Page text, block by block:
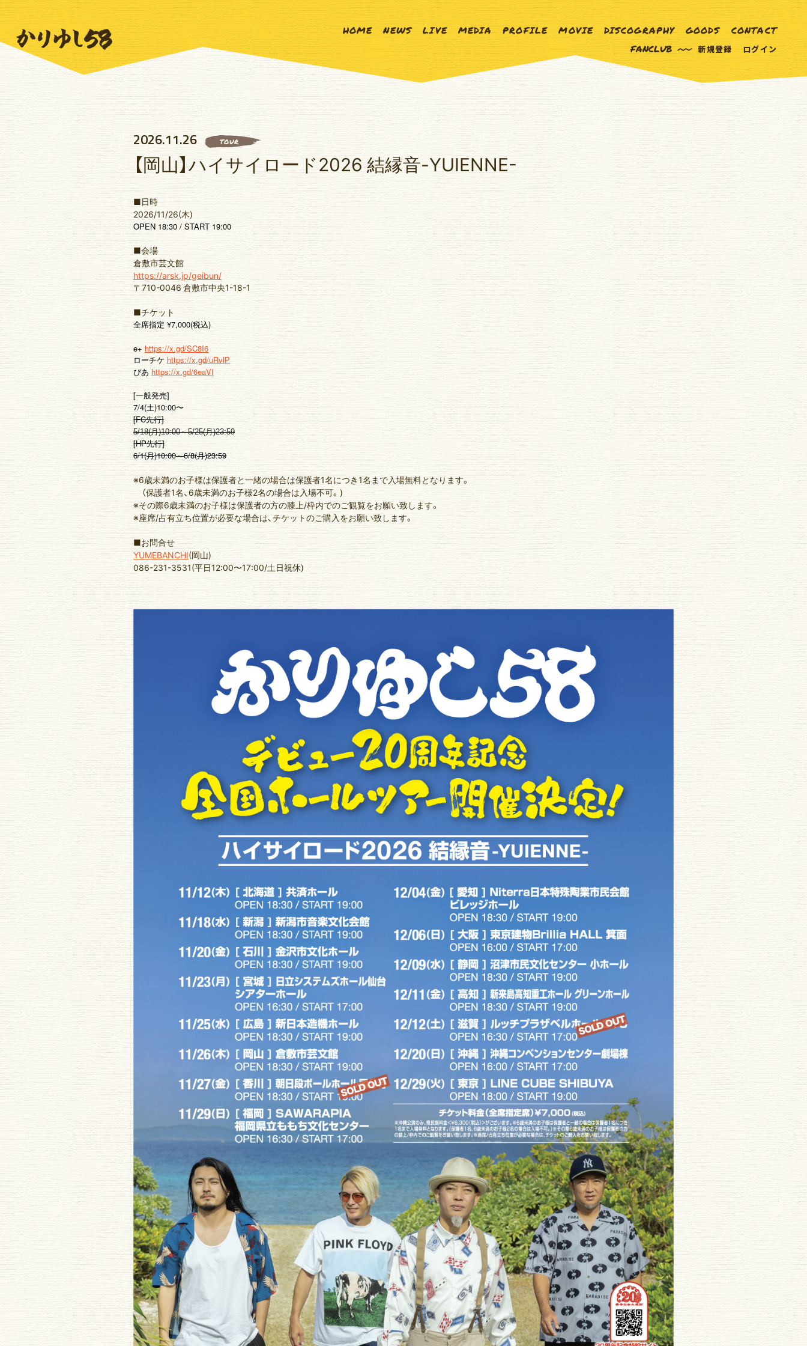
HOME NEWS LIVE MEDIA PROFILE MOVIE DISCOGRAPHY GOODS
CONTACT
FANCLUB
新規登録 ログイン
2026.11.26 TOUR
【岡山】ハイサイロード2026 結縁音-YUIENNE-
■日時
2026/11/26(木)
OPEN 18:30 / START 19:00
■会場
倉敷市芸文館
https://arsk.jp/geibun/
〒710-0046 倉敷市中央1-18-1
■チケット
全席指定 ¥7,000(税込)
e+ https://x.gd/SC8I6
ローチケ https://x.gd/uRvlP
ぴあ https://x.gd/6eaVI
[一般発売]
7/4(土)10:00〜
[FC先行]
5/18(月)10:00～5/25(月)23:59
[HP先行]
6/1(月)10:00～6/8(月)23:59
※6歳未満のお子様は保護者と一緒の場合は保護者1名につき1名まで入場無料となります。
（保護者1名、6歳未満のお子様2名の場合は入場不可。)
※その際6歳未満のお子様は保護者の方の膝上/枠内でのご観覧をお願い致します。
※座席/占有立ち位置が必要な場合は、チケットのご購入をお願い致します。
■お問合せ
YUMEBANCHI(岡山)
086-231-3531(平日12:00〜17:00/土日祝休)